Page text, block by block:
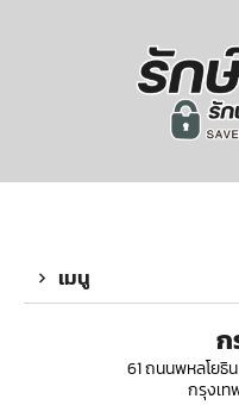
เมนู
ก
61 ถนนพหลโยธิ
กรุงเท